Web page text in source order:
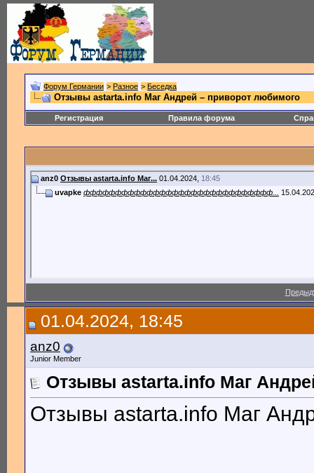
Форум Германии > Разное > Беседка
Отзывы astarta.info Маг Андрей – приворот любимого
Регистрация Правила форума
anz0 Отзывы astarta.info Маг... 01.04.2024, 18:45
uvapke фффффффффффффффффффффффффффффф...
01.04.2024, 18:45
anz0
Junior Member
Отзывы astarta.info Маг
Отзывы astarta.info Маг